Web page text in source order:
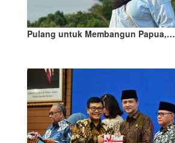
Pulang untuk Membangun Papua,…